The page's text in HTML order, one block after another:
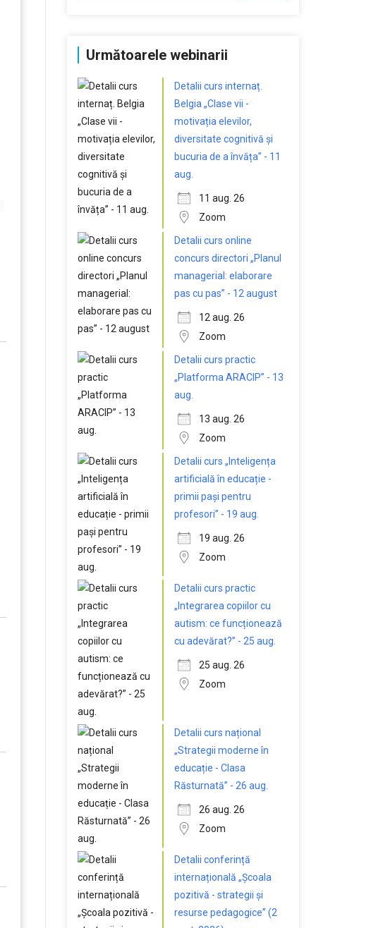
Următoarele webinarii
Detalii curs internaț.
Belgia „Clase vii -
motivația elevilor,
diversitate cognitivă și
bucuria de a învăța” - 11
aug.
11 aug. 26
Zoom
Detalii curs online
concurs directori „Planul
managerial: elaborare
pas cu pas” - 12 august
12 aug. 26
Zoom
Detalii curs practic
„Platforma ARACIP” - 13
aug.
13 aug. 26
Zoom
Detalii curs „Inteligența
artificială în educație -
primii pași pentru
profesori” - 19 aug.
19 aug. 26
Zoom
Detalii curs practic
„Integrarea copiilor cu
autism: ce funcționează
cu adevărat?” - 25 aug.
25 aug. 26
Zoom
Detalii curs național
„Strategii moderne în
educație - Clasa
Răsturnată” - 26 aug.
26 aug. 26
Zoom
Detalii conferință
internațională „Școala
pozitivă - strategii și
resurse pedagogice” (2